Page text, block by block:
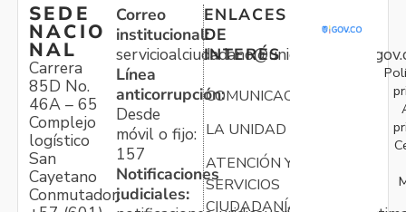
SEDE
NACIO
NAL
Carrera
85D No.
46A – 65
Complejo
logístico
San
Cayetano
Conmutador:
Correo
institucional:
Línea
anticorrupción:
Desde
móvil o fijo:
157
Notificaciones
judiciales:
ENLACES
DE
INTERÉS
COMUNICACIONES
LA UNIDAD
ATENCIÓN Y
SERVICIOS
CIUDADANÍA